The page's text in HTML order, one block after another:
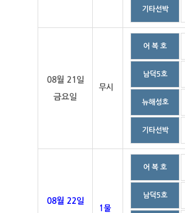
기타선박
08월 21일
금요일
무시
어 복 호
남덕5호
뉴해성호
기타선박
08월 22일
1물
어 복 호
남덕5호